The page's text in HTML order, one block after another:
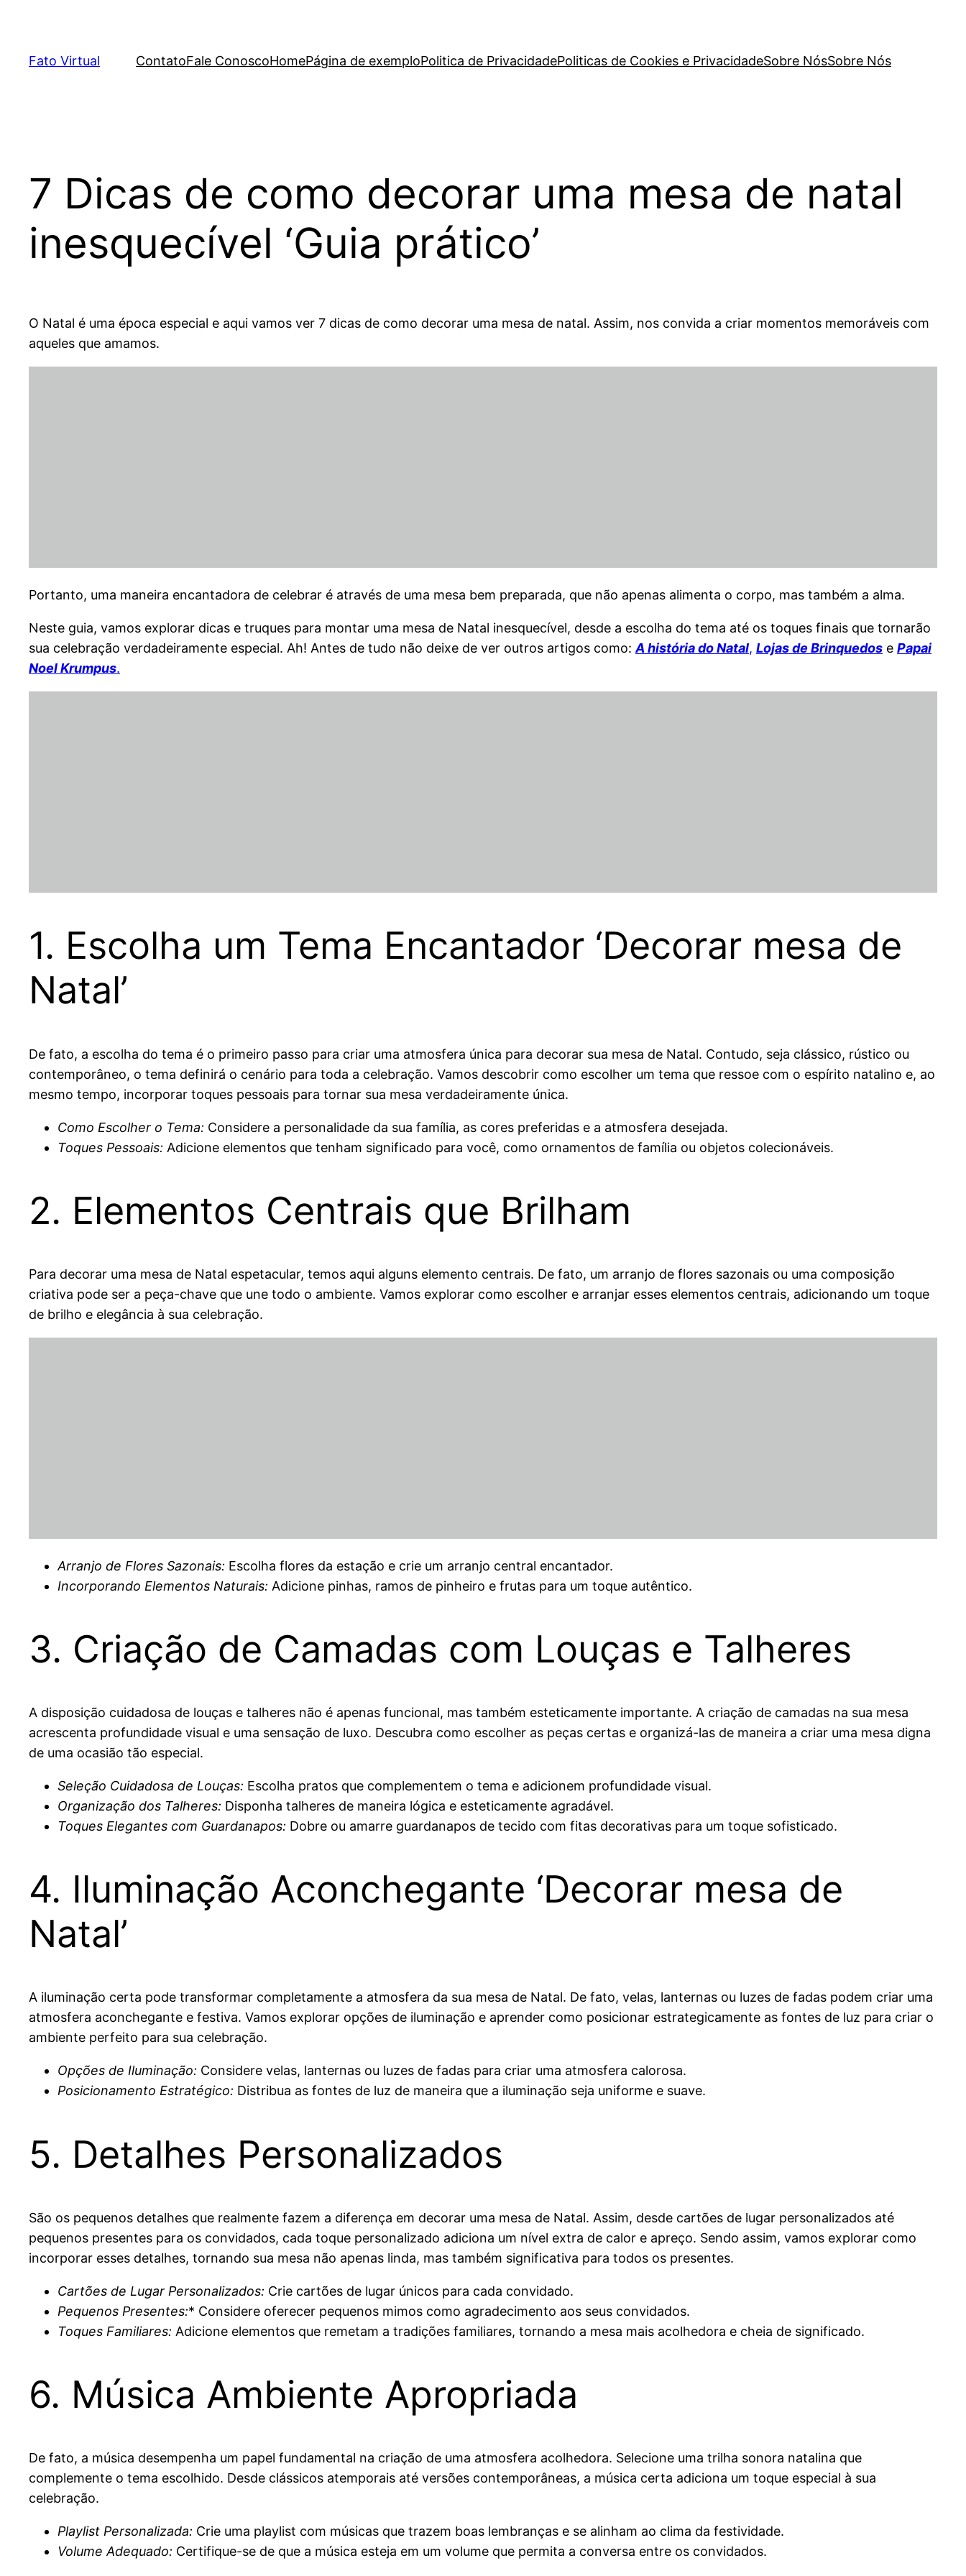
content
Fato Virtual ContatoFale ConoscoHomePágina de exemploPolitica de PrivacidadePoliticas de Cookies e PrivacidadeSobre NósSobre Nós
7 Dicas de como decorar uma mesa de natal
inesquecível ‘Guia prático’
O Natal é uma época especial e aqui vamos ver 7 dicas de como decorar uma mesa de natal. Assim, nos convida a criar momentos memoráveis com
aqueles que amamos.
Portanto, uma maneira encantadora de celebrar é através de uma mesa bem preparada, que não apenas alimenta o corpo, mas também a alma.
Neste guia, vamos explorar dicas e truques para montar uma mesa de Natal inesquecível, desde a escolha do tema até os toques finais que tornarão
sua celebração verdadeiramente especial. Ah! Antes de tudo não deixe de ver outros artigos como:A história do Natal, Lojas de Brinquedos e Papai
Noel Krumpus.
1. Escolha um Tema Encantador ‘Decorar mesa de
Natal’
De fato, a escolha do tema é o primeiro passo para criar uma atmosfera única para decorar sua mesa de Natal. Contudo, seja clássico, rústico ou
contemporâneo, o tema definirá o cenário para toda a celebração. Vamos descobrir como escolher um tema que ressoe com o espírito natalino e, ao
mesmo tempo, incorporar toques pessoais para tornar sua mesa verdadeiramente única.
Como Escolher o Tema: Considere a personalidade da sua família, as cores preferidas e a atmosfera desejada.
Toques Pessoais: Adicione elementos que tenham significado para você, como ornamentos de família ou objetos colecionáveis.
2. Elementos Centrais que Brilham
Para decorar uma mesa de Natal espetacular, temos aqui alguns elemento centrais. De fato, um arranjo de flores sazonais ou uma composição
criativa pode ser a peça-chave que une todo o ambiente. Vamos explorar como escolher e arranjar esses elementos centrais, adicionando um toque
de brilho e elegância à sua celebração.
Arranjo de Flores Sazonais: Escolha flores da estação e crie um arranjo central encantador.
Incorporando Elementos Naturais: Adicione pinhas, ramos de pinheiro e frutas para um toque autêntico.
3. Criação de Camadas com Louças e Talheres
A disposição cuidadosa de louças e talheres não é apenas funcional, mas também esteticamente importante. A criação de camadas na sua mesa
acrescenta profundidade visual e uma sensação de luxo. Descubra como escolher as peças certas e organizá-las de maneira a criar uma mesa digna
de uma ocasião tão especial.
Seleção Cuidadosa de Louças: Escolha pratos que complementem o tema e adicionem profundidade visual.
Organização dos Talheres: Disponha talheres de maneira lógica e esteticamente agradável.
Toques Elegantes com Guardanapos: Dobre ou amarre guardanapos de tecido com fitas decorativas para um toque sofisticado.
4. Iluminação Aconchegante ‘Decorar mesa de
Natal’
A iluminação certa pode transformar completamente a atmosfera da sua mesa de Natal. De fato, velas, lanternas ou luzes de fadas podem criar uma
atmosfera aconchegante e festiva. Vamos explorar opções de iluminação e aprender como posicionar estrategicamente as fontes de luz para criar o
ambiente perfeito para sua celebração.
Opções de Iluminação: Considere velas, lanternas ou luzes de fadas para criar uma atmosfera calorosa.
Posicionamento Estratégico: Distribua as fontes de luz de maneira que a iluminação seja uniforme e suave.
5. Detalhes Personalizados
São os pequenos detalhes que realmente fazem a diferença em decorar uma mesa de Natal. Assim, desde cartões de lugar personalizados até
pequenos presentes para os convidados, cada toque personalizado adiciona um nível extra de calor e apreço. Sendo assim, vamos explorar como
incorporar esses detalhes, tornando sua mesa não apenas linda, mas também significativa para todos os presentes.
Cartões de Lugar Personalizados: Crie cartões de lugar únicos para cada convidado.
Pequenos Presentes:* Considere oferecer pequenos mimos como agradecimento aos seus convidados.
Toques Familiares: Adicione elementos que remetam a tradições familiares, tornando a mesa mais acolhedora e cheia de significado.
6. Música Ambiente Apropriada
De fato, a música desempenha um papel fundamental na criação de uma atmosfera acolhedora. Selecione uma trilha sonora natalina que
complemente o tema escolhido. Desde clássicos atemporais até versões contemporâneas, a música certa adiciona um toque especial à sua
celebração.
Playlist Personalizada: Crie uma playlist com músicas que trazem boas lembranças e se alinham ao clima da festividade.
Volume Adequado: Certifique-se de que a música esteja em um volume que permita a conversa entre os convidados.